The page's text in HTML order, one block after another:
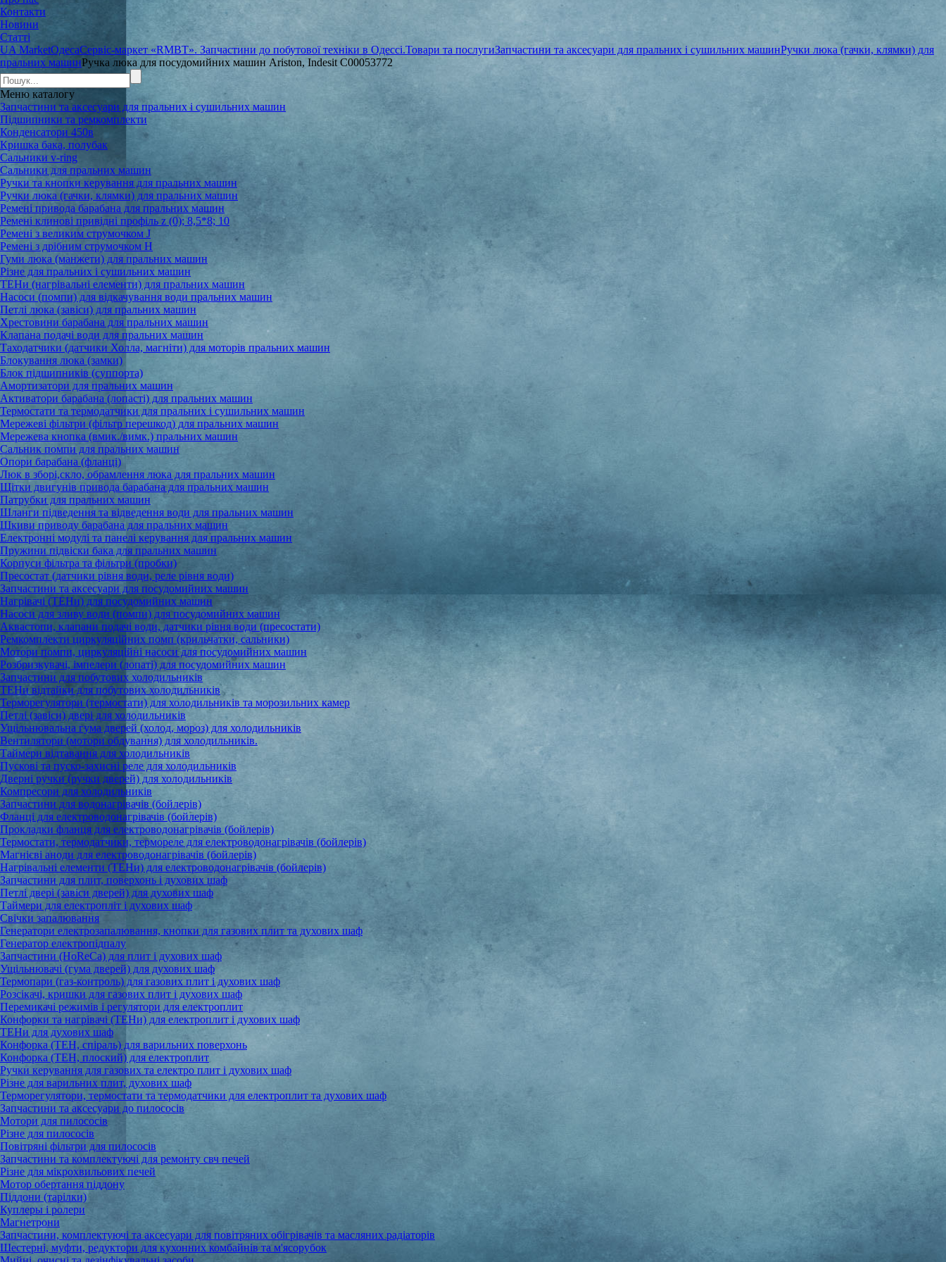
Контакти
Новини
Статті
UA MarketОдесаСервіс-маркет «RMBT». Запчастини до побутової техніки в Одессі.Товари та послугиЗапчастини та аксесуари для пральних і сушильних машинРучки люка (гачки, клямки) для
пральних машинРучка люка для посудомийних машин Ariston, Indesit C00053772
Меню каталогу
Запчастини та аксесуари для пральних і сушильних машин
Підшипники та ремкомплекти
Конденсатори 450в
Кришка бака, полубак
Сальники v-ring
Сальники для пральних машин
Ручки та кнопки керування для пральних машин
Ручки люка (гачки, клямки) для пральних машин
Ремені привода барабана для пральних машин
Ремені клинові привідні профіль z (0); 8,5*8; 10
Ремені з великим струмочком J
Ремені з дрібним струмочком Н
Гуми люка (манжети) для пральних машин
Різне для пральних і сушильних машин
ТЕНи (нагрівальні елементи) для пральних машин
Насоси (помпи) для відкачування води пральних машин
Петлі люка (завіси) для пральних машин
Хрестовини барабана для пральних машин
Клапана подачі води для пральних машин
Таходатчики (датчики Холла, магніти) для моторів пральних машин
Блокування люка (замки)
Блок підшипників (суппорта)
Амортизатори для пральних машин
Активатори барабана (лопасті) для пральних машин
Термостати та термодатчики для пральних і сушильних машин
Мережеві фільтри (фільтр перешкод) для пральних машин
Мережева кнопка (вмик./вимк.) пральних машин
Сальник помпи для пральних машин
Опори барабана (фланці)
Люк в зборі,скло, обрамлення люка для пральних машин
Щітки двигунів привода барабана для пральних машин
Патрубки для пральних машин
Шланги підведення та відведення води для пральних машин
Шкиви приводу барабана для пральних машин
Електронні модулі та панелі керування для пральних машин
Пружини підвіски бака для пральних машин
Корпуси фільтра та фільтри (пробки)
Пресостат (датчики рівня води, реле рівня води)
Запчастини та аксесуари для посудомийних машин
Нагрівачі (ТЕНи) для посудомийних машин
Насоси для зливу води (помпи) для посудомийних машин
Аквастопи, клапани подачі води, датчики рівня води (пресостати)
Ремкомплекти циркуляційних помп (крильчатки, сальники)
Мотори помпи, циркуляційні насоси для посудомийних машин
Розбризкувачі, імпелери (лопаті) для посудомийних машин
Запчастини для побутових холодильників
ТЕНи відтайки для побутових холодильників
Терморегулятори (термостати) для холодильників та морозильних камер
Петлі (завіси) двері для холодильників
Ущільнювальна гума дверей (холод, мороз) для холодильників
Вентилятори (мотори обдування) для холодильників.
Таймери відтавання для холодильників
Пускові та пуско-захисні реле для холодильників
Дверні ручки (ручки дверей) для холодильників
Компресори для холодильників
Запчастини для водонагрівачів (бойлерів)
Фланці для електроводонагрівачів (бойлерів)
Прокладки фланця для електроводонагрівачів (бойлерів)
Термостати, термодатчики, термореле для електроводонагрівачів (бойлерів)
Магнієві аноди для електроводонагрівачів (бойлерів)
Нагрівальні елементи (ТЕНи) для електроводонагрівачів (бойлерів)
Запчастини для плит, поверхонь і духових шаф
Петлі двері (завіси дверей) для духових шаф
Таймери для електропліт і духових шаф
Свічки запалювання
Генератори електрозапалювання, кнопки для газових плит та духових шаф
Генератор електропідпалу
Запчастини (HoReCa) для плит і духових шаф
Ущільнювачі (гума дверей) для духових шаф
Термопари (газ-контроль) для газових плит і духових шаф
Розсікачі, кришки для газових плит і духових шаф
Перемикачі режимів і регулятори для електроплит
Конфорки та нагрівачі (ТЕНи) для електроплит і духових шаф
ТЕНи для духових шаф
Конфорка (ТЕН, спіраль) для варильних поверхонь
Конфорка (ТЕН, плоский) для електроплит
Ручки керування для газових та електро плит і духових шаф
Різне для варильних плит, духових шаф
Терморегулятори, термостати та термодатчики для електроплит та духових шаф
Запчастини та аксесуари до пилососів
Мотори для пилососів
Різне для пилососів
Повітряні фільтри для пилососів
Запчастини та комплектуючі для ремонту свч печей
Різне для мікрохвильових печей
Мотор обертання піддону
Піддони (тарілки)
Куплеры і ролери
Магнетрони
Запчастини, комплектуючі та аксесуари для повітряних обігрівачів та масляних радіаторів
Шестерні, муфти, редуктори для кухонних комбайнів та м'ясорубок